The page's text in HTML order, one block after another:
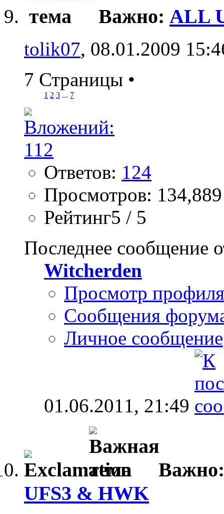
Важно: ALL
tolik07, 08.01.2009
7 Страницы •
1 2 3 ... 7
Ответов: 124
Просмотров: 134,889
Рейтинг5 / 5
Последнее сообщение
Witcherden
Просмотр профиля
Сообщения
Личное сообщение
01.06.2011, 21:49
UFS3 & HWK